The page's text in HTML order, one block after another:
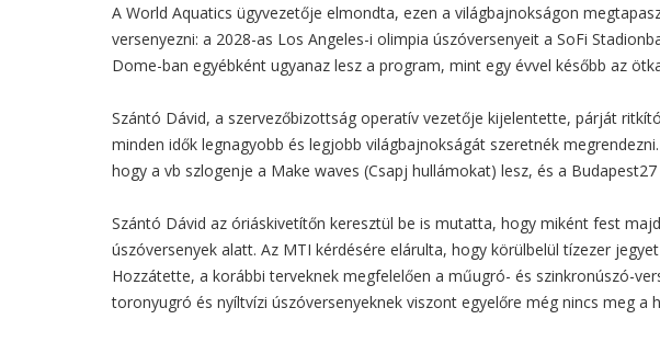
A World Aquatics ügyvezetője elmondta, ezen a világbajnokságon
versenyezni: a 2028-as Los Angeles-i olimpia úszóversenyeit a SoFi
Dome-ban egyébként ugyanaz lesz a program, mint egy évvel később az
Szántó Dávid, a szervezőbizottság operatív vezetője kijelentette, párját
minden idők legnagyobb és legjobb világbajnokságát szeretnék
hogy a vb szlogenje a Make waves (Csapj hullámokat) lesz, és a
Szántó Dávid az óriáskivetítőn keresztül be is mutatta, hogy miként fest
úszóversenyek alatt. Az MTI kérdésére elárulta, hogy körülbelül tízezer
Hozzátette, a korábbi terveknek megfelelően a műugró- és szinkronúszó-
toronyugró és nyíltvízi úszóversenyeknek viszont egyelőre még nincs meg a